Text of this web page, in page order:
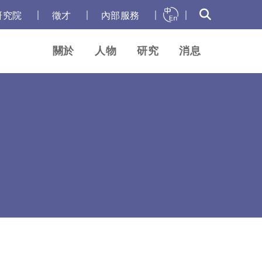
究院 徵才 內部服務
關於 人物 研究 消息